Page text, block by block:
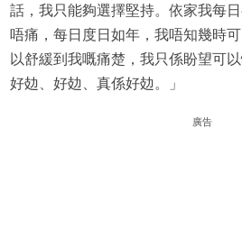
話，我只能夠選擇堅持。依家我每
唔痛，每日度日如年，我唔知幾時
以舒緩到我嘅痛楚，我只係盼望可
好攰、好攰、真係好攰。」
廣告